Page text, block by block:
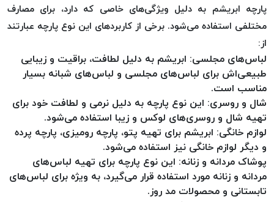
OMEGA
نخ
موم
نخ
بافت
بدون
موم پی
پلاس
PPLUS
نخ
بافت
پارچه ابریشم به دلیل ویژگی‌های خاصی که دارد، برای مصارف
مختلفی استفاده می‌شود. برخی از کاربردهای این نوع پارچه عبارتند
از:
لباس‌های مجلسی: ابریشم به دلیل لطافت، براقیت و زیبایی
طبیعی‌اش برای لباس‌های مجلسی و لباس‌های شبانه بسیار
مناسب است.
شال و روسری: این نوع پارچه به دلیل نرمی و لطافت خود برای
تهیه شال و روسری‌های لوکس و زیبا استفاده می‌شود.
لوازم خانگی: ابریشم برای تهیه پتو، پارچه رومیزی، پارچه پرده
و دیگر لوازم خانگی نیز استفاده می‌شود.
پوشاک مردانه و زنانه: این نوع پارچه برای تهیه لباس‌های
مردانه و زنانه مورد استفاده قرار می‌گیرد، به ویژه برای لباس‌های
تابستانی و محصولات مد روز.